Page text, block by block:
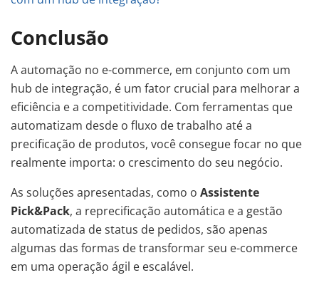
Conclusão
A automação no e-commerce, em conjunto com um
hub de integração, é um fator crucial para melhorar a
eficiência e a competitividade. Com ferramentas que
automatizam desde o fluxo de trabalho até a
precificação de produtos, você consegue focar no que
realmente importa: o crescimento do seu negócio.
As soluções apresentadas, como o Assistente
Pick&Pack, a reprecificação automática e a gestão
automatizada de status de pedidos, são apenas
algumas das formas de transformar seu e-commerce
em uma operação ágil e escalável.